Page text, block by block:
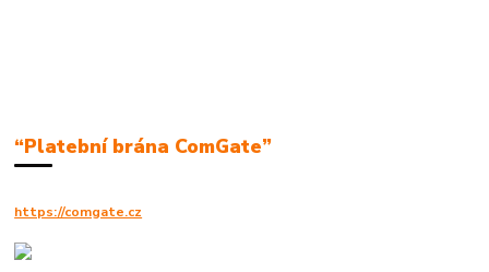
“Platební brána ComGate”
https://comgate.cz